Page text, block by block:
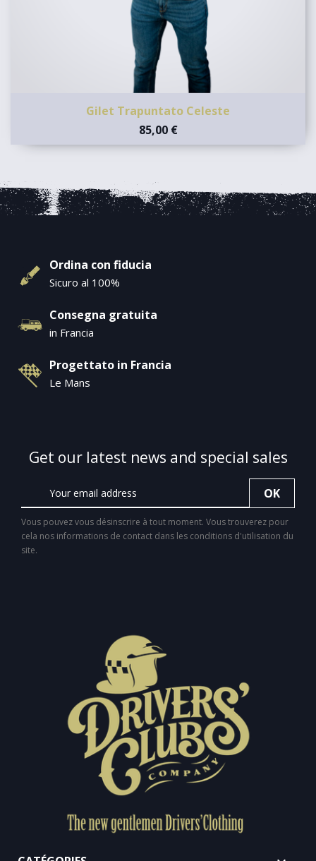
Gilet Trapuntato Celeste
85,00 €
Ordina con fiducia
Sicuro al 100%
Consegna gratuita
in Francia
Progettato in Francia
Le Mans
Get our latest news and special sales
Vous pouvez vous désinscrire à tout moment. Vous trouverez pour
cela nos informations de contact dans les conditions d'utilisation du
site.